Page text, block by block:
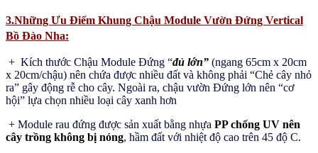
3.Những Ưu Điểm Khung Chậu Module Vườn Đứng Vertical
Bồ Đào Nha:
+ Kích thước Chậu Module Đứng “đủ lớn” (ngang 65cm x 20cm
x 20cm/chậu) nên chứa được nhiều đất và không phải “Chẻ cây nhỏ
ra” gây động rễ cho cây. Ngoài ra, chậu vườn Đứng lớn nên “cơ
hội” lựa chọn nhiều loại cây xanh hơn
+ Module rau đứng được sản xuất bằng nhựa PP chống UV nên
cây trồng không bị nóng, hầm đất với nhiệt độ cao trên 45 độ C.